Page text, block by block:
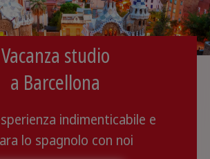
Vacanza studio
a Barcellona
indimenticabile e
lo spagnolo con noi